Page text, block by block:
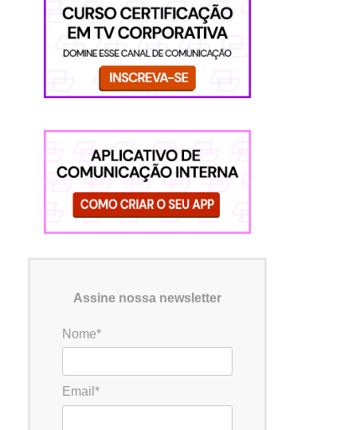
Assine nossa newsletter
Nome*
Email*